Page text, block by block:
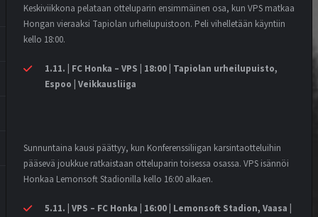
Keskiviikkona pelataan otteluparin ensimmäinen osa, kun VPS matkaa
Hongan vieraaksi Tapiolan urheilupuistoon. Peli vihelletään käyntiin
kello 18:00.
1.11. | FC Honka – VPS | 18:00 | Tapiolan urheilupuisto,
Espoo | Veikkausliiga
Sunnuntaina kausi päättyy, kun Konferenssiliigan karsintaotteluihin
pääsevä joukkue ratkaistaan otteluparin toisessa osassa. VPS isännöi
Honkaa Lemonsoft Stadionilla kello 16:00 alkaen.
5.11. | VPS – FC Honka | 16:00 | Lemonsoft Stadion, Vaasa |